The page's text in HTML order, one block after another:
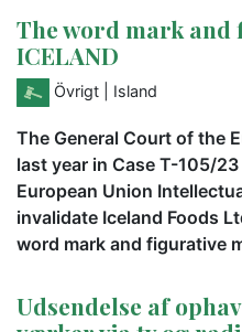
The word mark
ICELAND
Övrigt | Island
The General Court of the
last year in Case T-105/
European Union
invalidate Iceland Foods
word mark and figurative
Udsendelse af